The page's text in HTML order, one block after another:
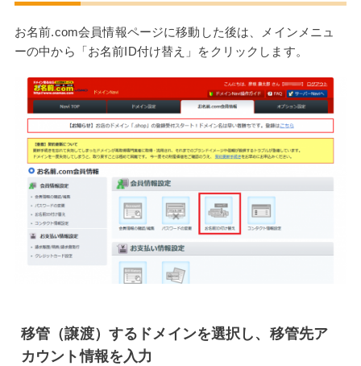
お名前.com会員情報ページに移動した後は、メインメニュ
ーの中から「お名前ID付け替え」をクリックします。
移管（譲渡）するドメインを選択し、移管先ア
カウント情報を入力